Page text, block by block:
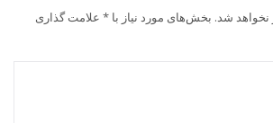
شد. بخش‌های مورد نیاز با * علامت گذاری